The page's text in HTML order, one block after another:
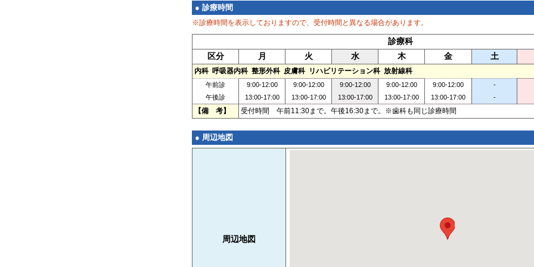
● 診療時間
※診療時間を表示しておりますので、受付時間と異なる場合があります。
診療科
区分
月 火 水 木 金 土
内科 呼吸器内科 整形外科 皮膚科 リハビリテーション科 放射線科
午前診 9:00-12:00 9:00-12:00 9:00-12:00 9:00-12:00 9:00-12:00 -
午後診
13:00-17:00 13:00-17:00 13:00-17:00 13:00-17:00 13:00-17:00 -
【備 考】 受付時間 午前11:30まで。午後16:30まで。※歯科も同じ診療時間
● 周辺地図
周辺地図